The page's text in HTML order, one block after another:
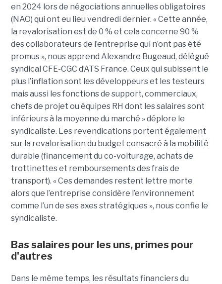
en 2024 lors de négociations annuelles obligatoires
(NAO) qui ont eu lieu vendredi dernier. « Cette année,
la revalorisation est de 0 % et cela concerne 90 %
des collaborateurs de l’entreprise qui n’ont pas été
promus », nous apprend Alexandre Bugeaud, délégué
syndical CFE-CGC d’ATS France. Ceux qui subissent le
plus l’inflation sont les développeurs et les testeurs
mais aussi les fonctions de support, commerciaux,
chefs de projet ou équipes RH dont les salaires sont
inférieurs à la moyenne du marché » déplore le
syndicaliste. Les revendications portent également
sur la revalorisation du budget consacré à la mobilité
durable (financement du co-voiturage, achats de
trottinettes et remboursements des frais de
transport). « Ces demandes restent lettre morte
alors que l’entreprise considère l’environnement
comme l’un de ses axes stratégiques », nous confie le
syndicaliste.
Bas salaires pour les uns, primes pour
d'autres
Dans le même temps, les résultats financiers du